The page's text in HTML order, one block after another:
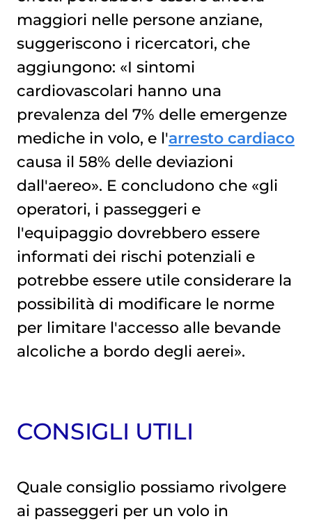
maggiori nelle persone anziane,
suggeriscono i ricercatori, che
aggiungono: «I sintomi
cardiovascolari hanno una
prevalenza del 7% delle emergenze
mediche in volo, e l'arresto cardiaco
causa il 58% delle deviazioni
dall'aereo». E concludono che «gli
operatori, i passeggeri e
l'equipaggio dovrebbero essere
informati dei rischi potenziali e
potrebbe essere utile considerare la
possibilità di modificare le norme
per limitare l'accesso alle bevande
alcoliche a bordo degli aerei».
CONSIGLI UTILI
Quale consiglio possiamo rivolgere
ai passeggeri per un volo in